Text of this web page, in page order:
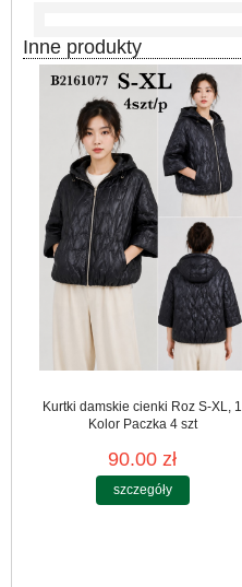
Inne produkty
Kurtki damskie cienki Roz S-XL, 1
Kolor Paczka 4 szt
90.00 zł
szczegóły